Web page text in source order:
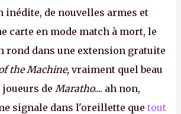
inédite, de nouvelles armes et
carte en mode match à mort, le
rond dans une extension gratuite
the Machine, vraiment quel beau
joueurs de Maratho.... ah non,
signale dans l'oreillette que tout